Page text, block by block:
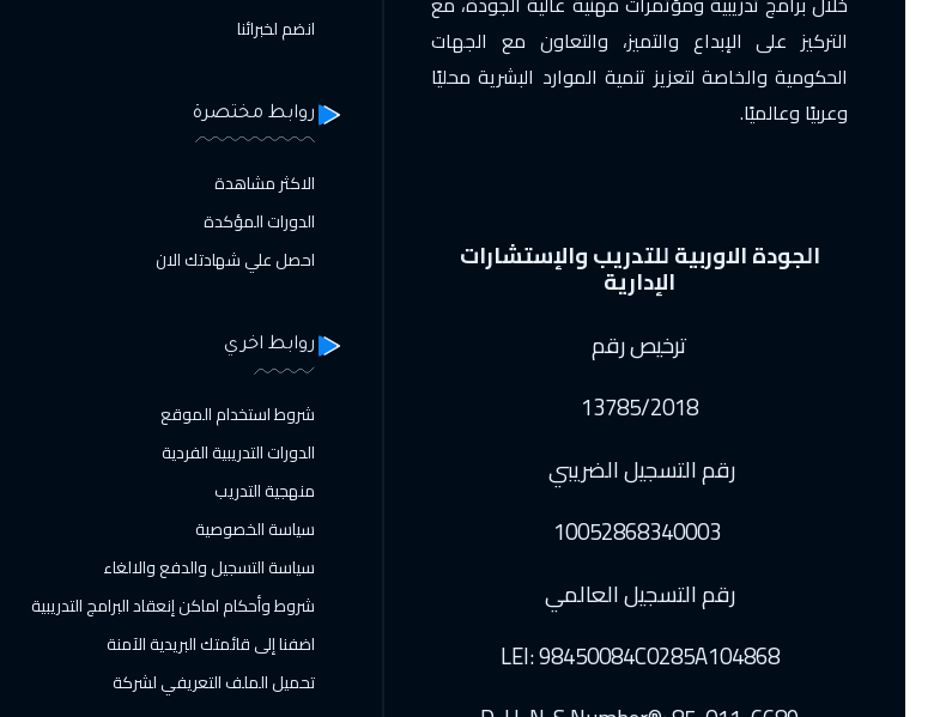
التركيز على الإبداع والتميز، والتعاون مع الجهات
الحكومية والخاصة لتعزيز تنمية الموارد البشرية محليًا
وعربيًا وعالميًا.
الجودة الاوربية للتدريب والإستشارات
الإدارية
ترخيص رقم
13785/2018
رقم التسجيل الضريبي
رقم التسجيل العالمي
LEI: 98450084C0285A104868
انضم لخبرائنا
روابط مختصرة
الاكثر مشاهدة
الدورات المؤكدة
احصل علي شهادتك الان
روابط اخري
شروط استخدام الموقع
الدورات التدريبية الفردية
منهجية التدريب
سياسة الخصوصية
سياسة التسجيل والدفع والالغاء
شروط وأحكام اماكن إنعقاد البرامج التدريبية
اضفنا إلى قائمتك البريدية الآمنة
تحميل الملف التعريفي لشركة